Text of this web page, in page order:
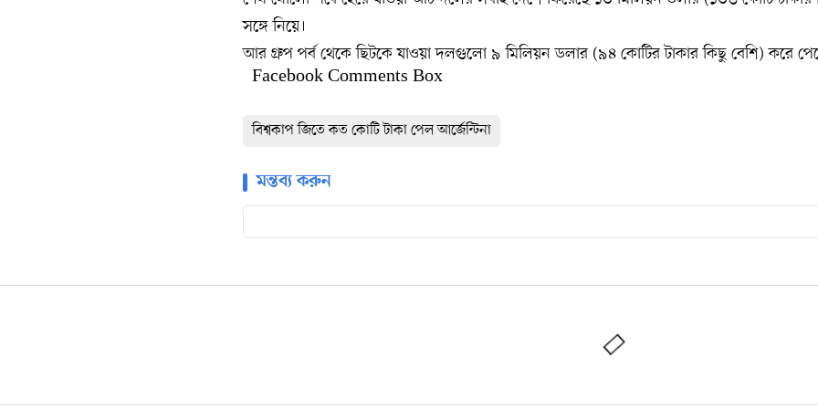
সঙ্গে নিয়ে।
আর গ্রুপ পর্ব থেকে ছিটকে যাওয়া দলগুলো ৯ মিলিয়ন ডলার (৯৪ কোটির টাকার কিছু বেশি) করে
Facebook Comments Box
বিশ্বকাপ জিতে কত কোটি টাকা পেল আর্জেন্টিনা
মন্তব্য করুন